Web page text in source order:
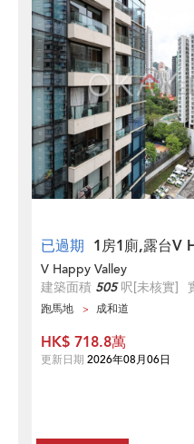
已過期 1房1廁,露台V
V Happy Valley
建築面積 505呎[未核實]
跑馬地 成和道
HK$ 718.8萬
更新日期 2026年08月06日